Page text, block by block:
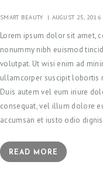
SMART BEAUTY AUGUST 25, 2016
Lorem ipsum dolor sit amet,
nonummy nibh euismod
volutpat. Ut wisi enim ad
ullamcorper suscipit lobortis
Duis autem vel eum iriure
consequat, vel illum dolore
accumsan et iusto odio
READ MORE